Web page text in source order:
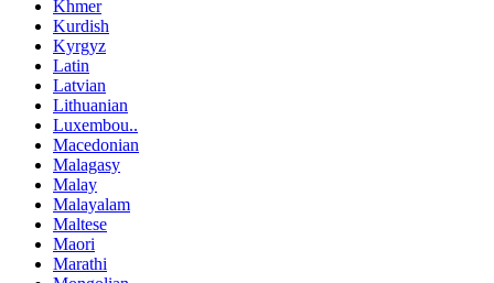
Khmer
Kurdish
Kyrgyz
Latin
Latvian
Lithuanian
Luxembou..
Macedonian
Malagasy
Malay
Malayalam
Maltese
Maori
Marathi